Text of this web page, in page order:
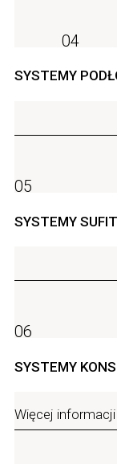
04
SYSTEMY
05
SYSTEMY
06
SYSTEMY
Więcej